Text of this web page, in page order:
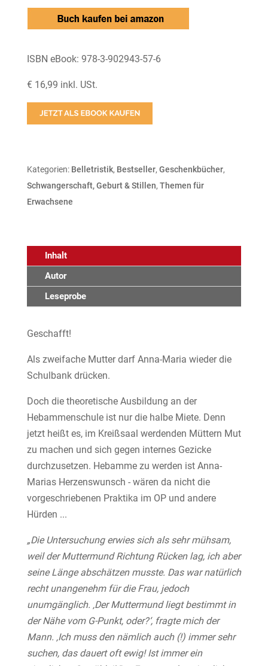
ISBN eBook: 978-3-902943-57-6
€ 16,99 inkl. USt.
Kategorien: Belletristik, Bestseller, Geschenkbücher,
Schwangerschaft, Geburt & Stillen, Themen für
Erwachsene
Inhalt
Autor
Leseprobe
Geschafft!
Als zweifache Mutter darf Anna-Maria wieder die
Schulbank drücken.
Doch die theoretische Ausbildung an der
Hebammenschule ist nur die halbe Miete. Denn
jetzt heißt es, im Kreißsaal werdenden Müttern Mut
zu machen und sich gegen internes Gezicke
durchzusetzen. Hebamme zu werden ist Anna-
Marias Herzenswunsch - wären da nicht die
vorgeschriebenen Praktika im OP und andere
Hürden ...
„Die Untersuchung erwies sich als sehr mühsam,
weil der Muttermund Richtung Rücken lag, ich aber
seine Länge abschätzen musste. Das war natürlich
recht unangenehm für die Frau, jedoch
unumgänglich. ‚Der Muttermund liegt bestimmt in
der Nähe vom G-Punkt, oder?‘, fragte mich der
Mann. ‚Ich muss den nämlich auch (!) immer sehr
suchen, das dauert oft ewig! Ist immer ein